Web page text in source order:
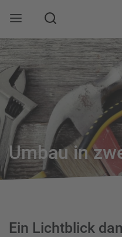
Mobile Navigation öffnen
Suche
Umbau in
Ein Lichtblick